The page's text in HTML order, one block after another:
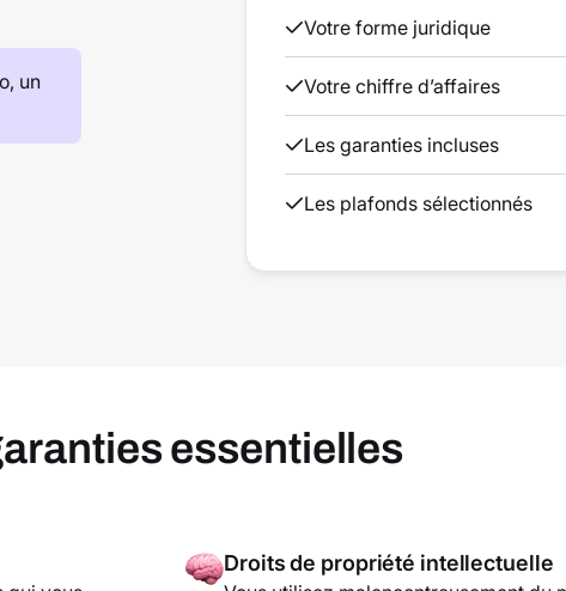
un
Votre forme juridique
Votre chiffre d’affaires
Les garanties incluses
Les plafonds sélectionnés
essentielles
Droits de propriété intellectuelle